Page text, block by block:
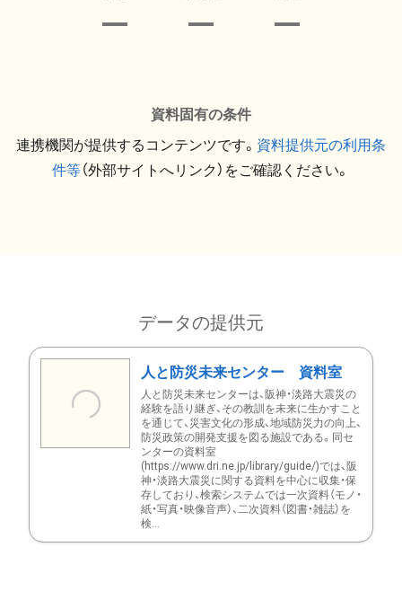
資料固有の条件
連携機関が提供するコンテンツです。 資料提供元の利用条
件等（外部サイトへリンク）をご確認ください。
データの提供元
人と防災未来センター 資料室
人と防災未来センターは、阪神・淡路大震災の
経験を語り継ぎ、その教訓を未来に生かすこと
を通じて、災害文化の形成、地域防災力の向上、
防災政策の開発支援を図る施設である。同セ
ンターの資料室
(https://www.dri.ne.jp/library/guide/)では、阪
神・淡路大震災に関する資料を中心に収集・保
存しており、検索システムでは一次資料（モノ・
紙・写真・映像音声）、二次資料（図書・雑誌）を
検...